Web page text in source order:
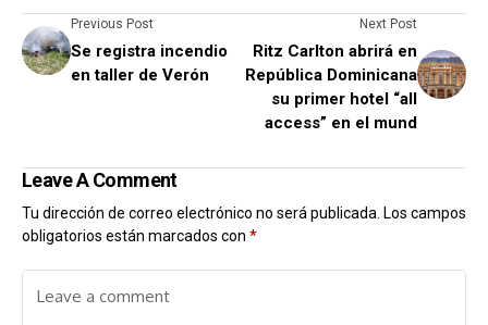
Previous Post
Se registra incendio
en taller de Verón
Next Post
Ritz Carlton abrirá en
República Dominicana
su primer hotel “all
access” en el mund
Leave A Comment
Tu dirección de correo electrónico no será publicada. Los campos
obligatorios están marcados con *